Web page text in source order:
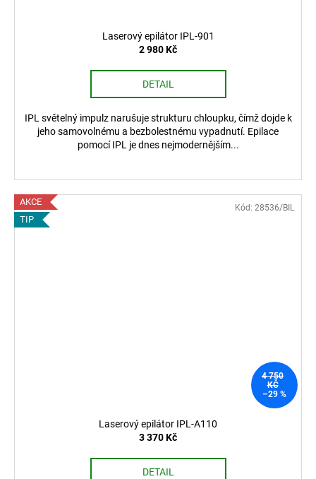
Laserový epilátor IPL-901
2 980 Kč
DETAIL
IPL světelný impulz narušuje strukturu chloupku, čímž dojde k
jeho samovolnému a bezbolestnému vypadnutí. Epilace
pomocí IPL je dnes nejmodernějším...
AKCE
TIP
4 750
KČ
–29 %
Laserový epilátor IPL-A110
3 370 Kč
DETAIL
Kód: 28536/BIL